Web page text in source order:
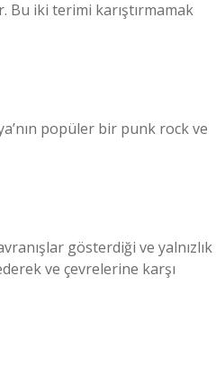
Bu iki terimi karıştırmamak
popüler bir punk rock ve
gösterdiği ve yalnızlık
ve çevrelerine karşı